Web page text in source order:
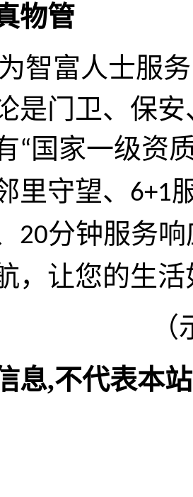
物管
智富人士服
是门卫、保
“ 国家一级资
里守望、 6+1
20分钟服务
，让您的生
息,不代表本